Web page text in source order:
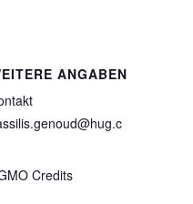
ANGABEN
Credits